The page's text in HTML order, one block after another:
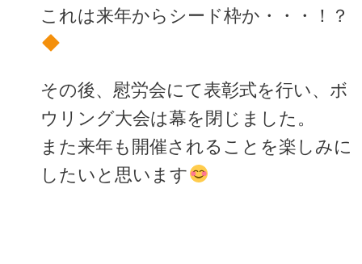
これは来年からシード枠か・・・！？
その後、慰労会にて表彰式を行い、ボ
ウリング大会は幕を閉じました。
また来年も開催されることを楽しみに
したいと思います